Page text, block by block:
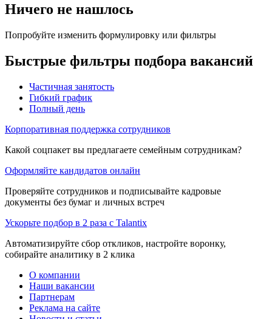
Ничего не нашлось
Попробуйте изменить формулировку или фильтры
Быстрые фильтры подбора вакансий
Частичная занятость
Гибкий график
Полный день
Корпоративная поддержка сотрудников
Какой соцпакет вы предлагаете семейным сотрудникам?
Оформляйте кандидатов онлайн
Проверяйте сотрудников и подписывайте кадровые
документы без бумаг и личных встреч
Ускорьте подбор в 2 раза с Talantix
Автоматизируйте сбор откликов, настройте воронку,
собирайте аналитику в 2 клика
О компании
Наши вакансии
Партнерам
Реклама на сайте